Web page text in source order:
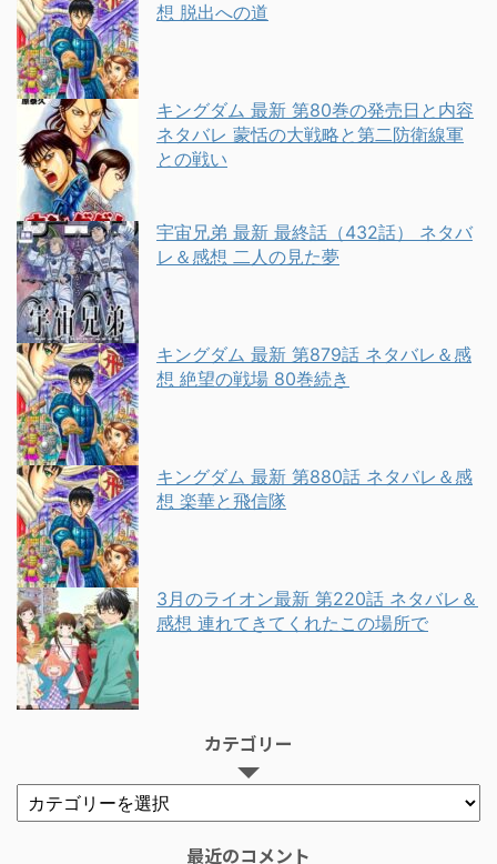
想 脱出への道
キングダム 最新 第80巻の発売日と内容
ネタバレ 蒙恬の大戦略と第二防衛線軍
との戦い
宇宙兄弟 最新 最終話（432話） ネタバ
レ＆感想 二人の見た夢
キングダム 最新 第879話 ネタバレ＆感
想 絶望の戦場 80巻続き
キングダム 最新 第880話 ネタバレ＆感
想 楽華と飛信隊
3月のライオン最新 第220話 ネタバレ＆
感想 連れてきてくれたこの場所で
カテゴリー
最近のコメント